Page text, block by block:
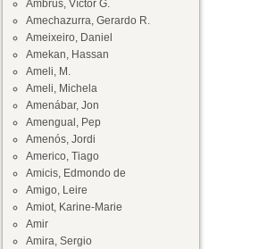
Ambrus, Víctor G.
Amechazurra, Gerardo R.
Ameixeiro, Daniel
Amekan, Hassan
Ameli, M.
Ameli, Michela
Amenábar, Jon
Amengual, Pep
Amenós, Jordi
Americo, Tiago
Amicis, Edmondo de
Amigo, Leire
Amiot, Karine-Marie
Amir
Amira, Sergio